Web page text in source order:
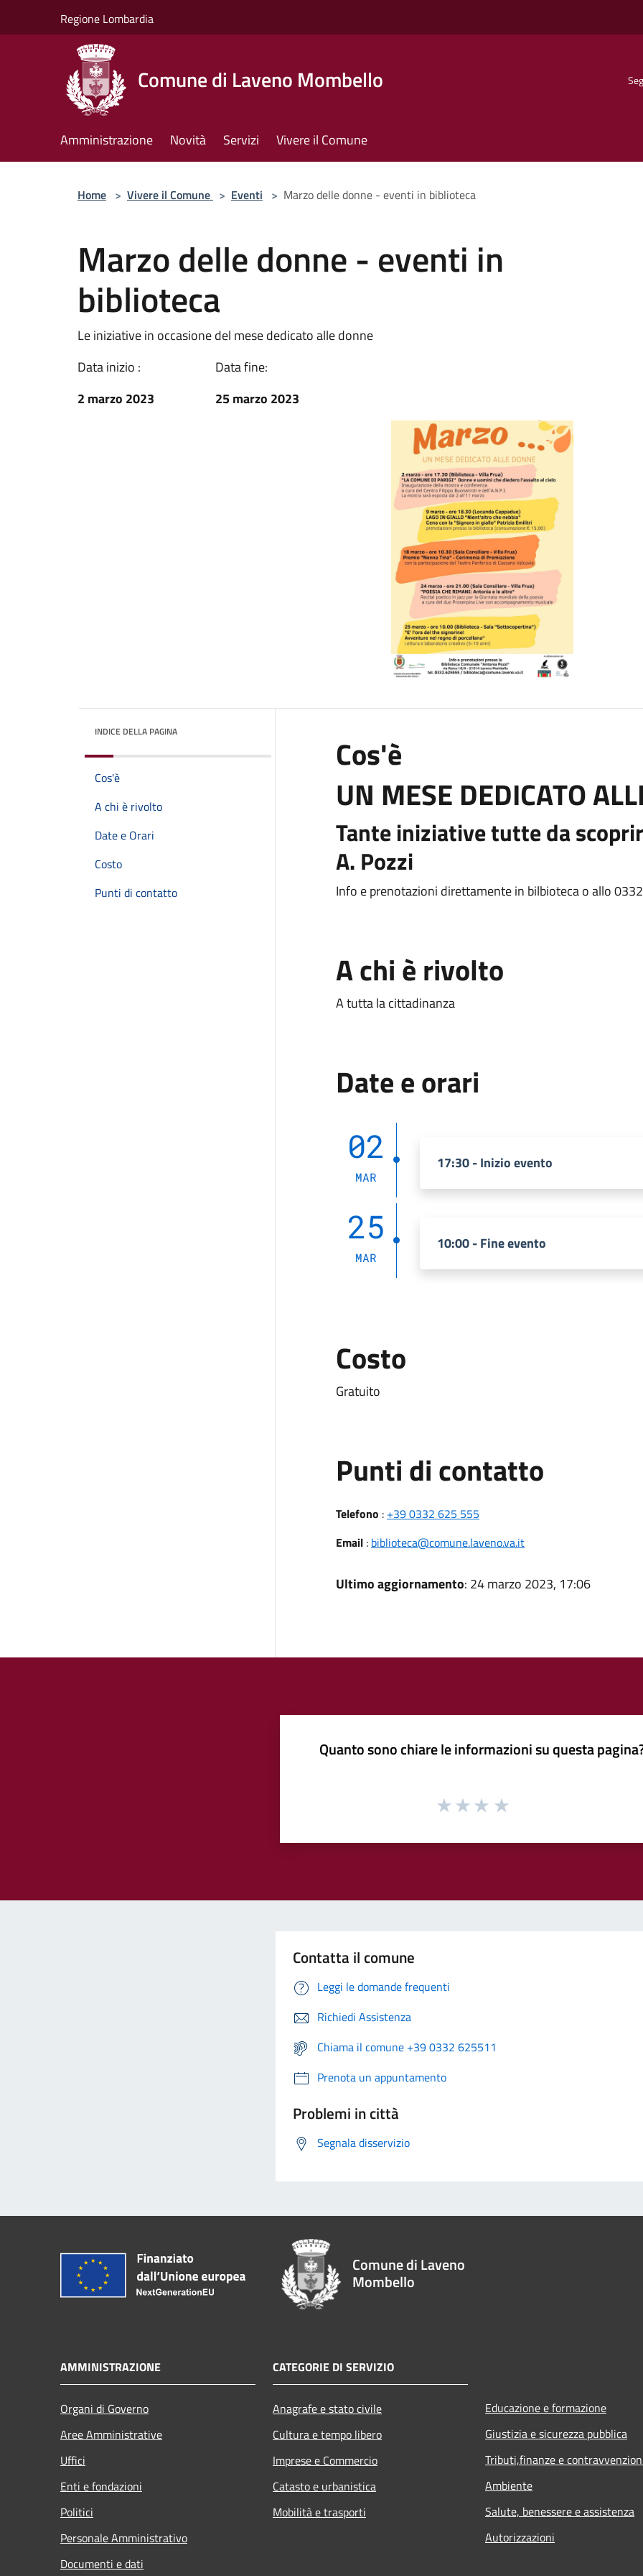
Regione Lombardia
Comune di Laveno Mombello
Amministrazione Novità Servizi Vivere il Comune
Home > Vivere il Comune > Eventi > Marzo delle donne - eventi in biblioteca
Marzo delle donne - eventi in
biblioteca
Le iniziative in occasione del mese dedicato alle donne
Data inizio :
2 marzo 2023
Data fine:
25 marzo 2023
INDICE DELLA PAGINA
Cos'è
A chi è rivolto
Date e Orari
Costo
Punti di contatto
Cos'è
UN MESE DEDICATO
Tante iniziative tutte da
A. Pozzi
Info e prenotazioni direttamente in bilbioteca o allo
A chi è rivolto
A tutta la cittadinanza
Date e orari
02
MAR
17:30 - Inizio evento
25
MAR
10:00 - Fine evento
Costo
Gratuito
Punti di contatto
Telefono : +39 0332 625 555
Email: biblioteca@comune.laveno.va.it
Ultimo aggiornamento: 24 marzo 2023, 17:06
Quanto sono chiare le informazioni su questa
Contatta il comune
Leggi le domande frequenti
Richiedi Assistenza
Chiama il comune +39 0332 625511
Prenota un appuntamento
Problemi in città
Segnala disservizio
Comune di Laveno
Mombello
AMMINISTRAZIONE
Organi di Governo
Aree Amministrative
Uffici
Enti e fondazioni
Politici
Personale Amministrativo
Documenti e dati
CATEGORIE DI SERVIZIO
Anagrafe e stato civile
Cultura e tempo libero
Imprese e Commercio
Catasto e urbanistica
Mobilità e trasporti
Educazione e formazione
Giustizia e sicurezza pubblica
Tributi,finanze e
Ambiente
Salute, benessere e assistenza
Autorizzazioni